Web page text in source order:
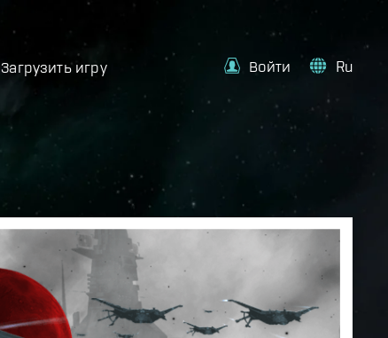
Загрузить игру Войти Ru